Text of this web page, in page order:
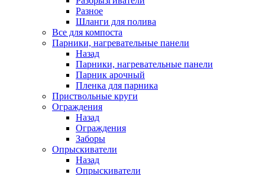
Разное
Шланги для полива
Все для компоста
Парники, нагревательные панели
Назад
Парники, нагревательные панели
Парник арочный
Пленка для парника
Приствольные круги
Ограждения
Назад
Ограждения
Заборы
Опрыскиватели
Назад
Опрыскиватели